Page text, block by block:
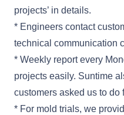
projects’ in details.
* Engineers contact
technical communication
* Weekly report every
projects easily. Suntime
customers asked us to do
* For mold trials, we